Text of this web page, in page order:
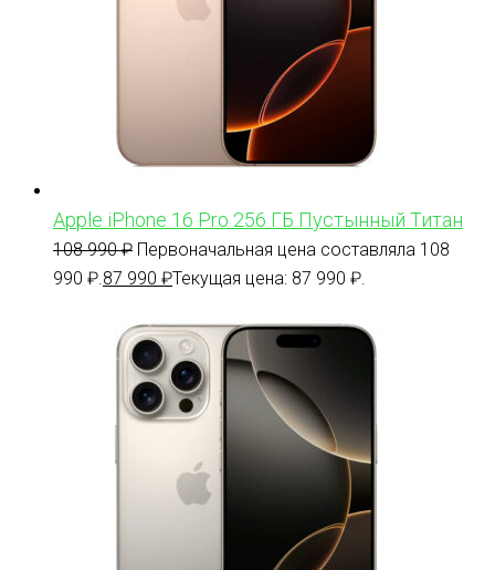
Apple iPhone 16 Pro 256 ГБ Пустынный Титан
108 990₽ Первоначальная цена составляла 108
990 ₽. 87 990 ₽Текущая цена: 87 990 ₽.